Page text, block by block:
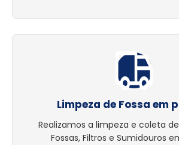
Limpeza de Fossa em
Realizamos a limpeza e coleta
Fossas, Filtros e Sumidouros